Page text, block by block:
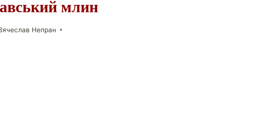
млин
Непран